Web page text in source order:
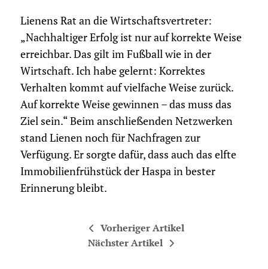
Lienens Rat an die Wirtschaftsvertreter:
„Nachhaltiger Erfolg ist nur auf korrekte Weise
erreichbar. Das gilt im Fußball wie in der
Wirtschaft. Ich habe gelernt: Korrektes
Verhalten kommt auf vielfache Weise zurück.
Auf korrekte Weise gewinnen – das muss das
Ziel sein.“ Beim anschließenden Netzwerken
stand Lienen noch für Nachfragen zur
Verfügung. Er sorgte dafür, dass auch das elfte
Immobilienfrühstück der Haspa in bester
Erinnerung bleibt.
Vorheriger Artikel
Nächster Artikel